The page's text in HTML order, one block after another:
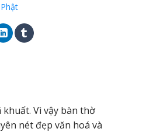
Vì vậy bàn thờ
nét đẹp văn hoá và